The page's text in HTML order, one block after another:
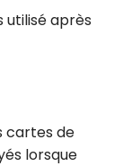
utilisé après
cartes de
lorsque